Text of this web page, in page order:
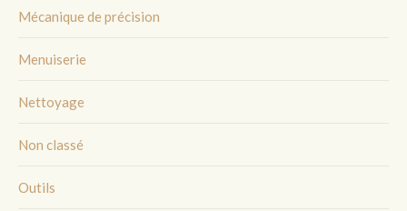
Mécanique de précision
Menuiserie
Nettoyage
Non classé
Outils